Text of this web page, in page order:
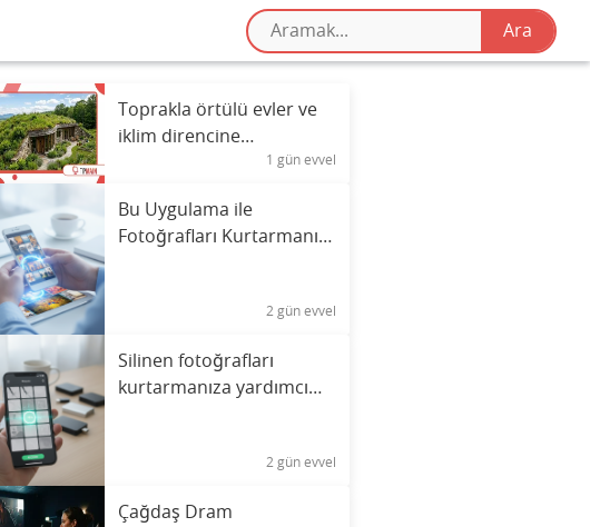
Toprakla örtülü evler ve
iklim direncine
sağladıkları faydalar1 gün evvel
Bu Uygulama ile
Fotoğrafları Kurtarmanın
2 gün evvel
Silinen fotoğrafları
kurtarmanıza yardımcı
2 gün evvel
Çağdaş Dram